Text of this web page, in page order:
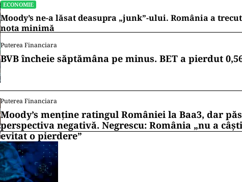
ECONOMIE
Moody’s ne-a lăsat deasupra „junk”-ului. România a
nota minimă
Puterea Financiara
BVB încheie săptămâna pe minus. BET a pierdut
Puterea Financiara
Moody’s menține ratingul României la Baa3, dar
perspectiva negativă. Negrescu: România „nu a
evitat o pierdere”